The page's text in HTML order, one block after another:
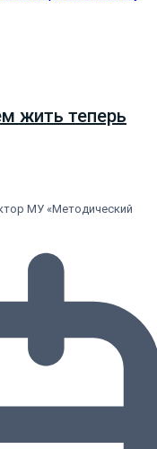
жить теперь
МУ «Методический